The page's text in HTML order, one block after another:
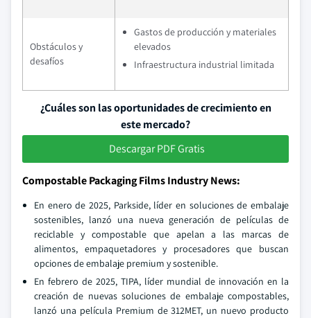
Obstáculos y
desafíos
Gastos de producción y materiales
elevados
Infraestructura industrial limitada
¿Cuáles son las oportunidades de crecimiento en
este mercado?
Descargar PDF Gratis
Compostable Packaging Films Industry News:
En enero de 2025, Parkside, líder en soluciones de embalaje
sostenibles, lanzó una nueva generación de películas de
reciclable y compostable que apelan a las marcas de
alimentos, empaquetadores y procesadores que buscan
opciones de embalaje premium y sostenible.
En febrero de 2025, TIPA, líder mundial de innovación en la
creación de nuevas soluciones de embalaje compostables,
lanzó una película Premium de 312MET, un nuevo producto